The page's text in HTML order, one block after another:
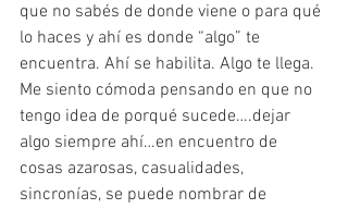
que no sabés de donde viene o para qué
lo haces y ahí es donde “algo” te
encuentra. Ahí se habilita. Algo te llega.
Me siento cómoda pensando en que no
tengo idea de porqué sucede….dejar
algo siempre ahí…en encuentro de
cosas azarosas, casualidades,
sincronías, se puede nombrar de